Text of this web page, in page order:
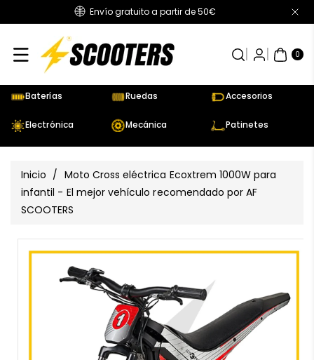
Envío gratuito a partir de 50€
0
AR
TÍC
UL
Baterías Ruedas Accesorios
Electrónica Mecánica Patinetes
Inicio / Moto Cross eléctrica Ecoxtrem 1000W para
infantil - El mejor vehículo recomendado por AF
SCOOTERS
A La
Información
Del Producto